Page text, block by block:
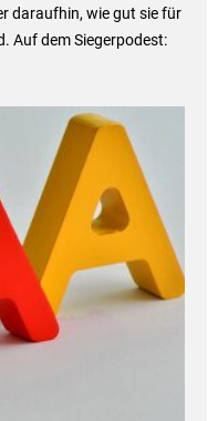
daraufhin, wie gut sie für
Auf dem Siegerpodest: